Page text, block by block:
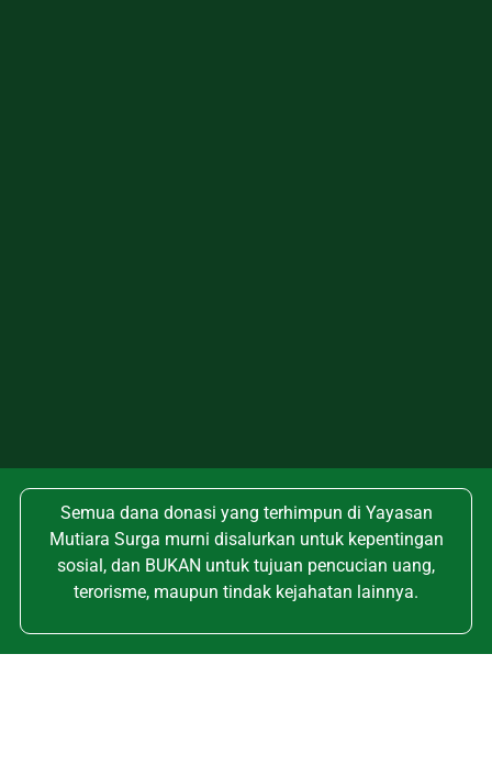
Semua dana donasi yang terhimpun di Yayasan
Mutiara Surga murni disalurkan untuk kepentingan
sosial, dan BUKAN untuk tujuan pencucian uang,
terorisme, maupun tindak kejahatan lainnya.